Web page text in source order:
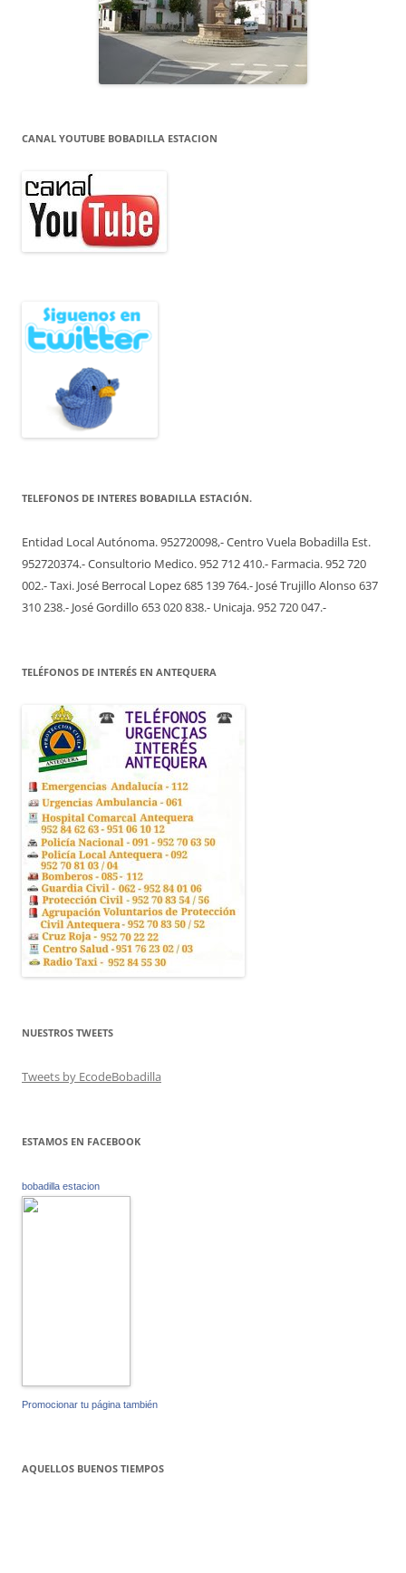
CANAL YOUTUBE BOBADILLA ESTACION
TELEFONOS DE INTERES BOBADILLA ESTACIÓN.
Entidad Local Autónoma. 952720098,- Centro Vuela Bobadilla Est.
952720374.- Consultorio Medico. 952 712 410.- Farmacia. 952 720
002.- Taxi. José Berrocal Lopez 685 139 764.- José Trujillo Alonso 637
310 238.- José Gordillo 653 020 838.- Unicaja. 952 720 047.-
TELÉFONOS DE INTERÉS EN ANTEQUERA
NUESTROS TWEETS
Tweets by EcodeBobadilla
ESTAMOS EN FACEBOOK
bobadilla estacion
Promocionar tu página también
AQUELLOS BUENOS TIEMPOS